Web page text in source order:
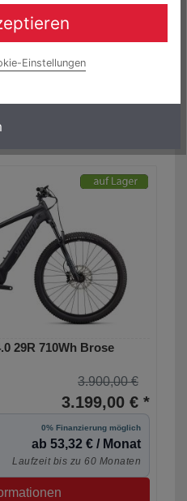
4.499,00 € *
0% Finanzierung möglich
ab 74,98 € / Monat
29R 710Wh Brose
3.900,00 €
3.199,00 € *
0% Finanzierung möglich
ab 53,32 € / Monat
Laufzeit bis zu 60 Monaten
Einstellungen